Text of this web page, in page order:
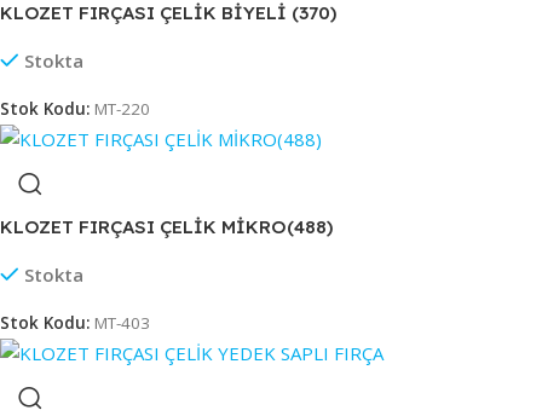
KLOZET FIRÇASI ÇELİK BİYELİ (370)
Stokta
Stok Kodu: MT-220
KLOZET FIRÇASI ÇELİK MİKRO(488)
Stokta
Stok Kodu: MT-403